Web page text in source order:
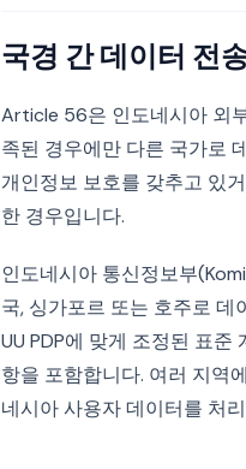
국경 간 데이터 전
Article 56은 인도네시아 외
족된 경우에만 다른 국가로
개인정보 보호를 갖추고 있
한 경우입니다.
인도네시아 통신정보부
국, 싱가포르 또는 호주로
UU PDP에 맞게 조정된 표준
항을 포함합니다. 여러 지역
네시아 사용자 데이터를 처